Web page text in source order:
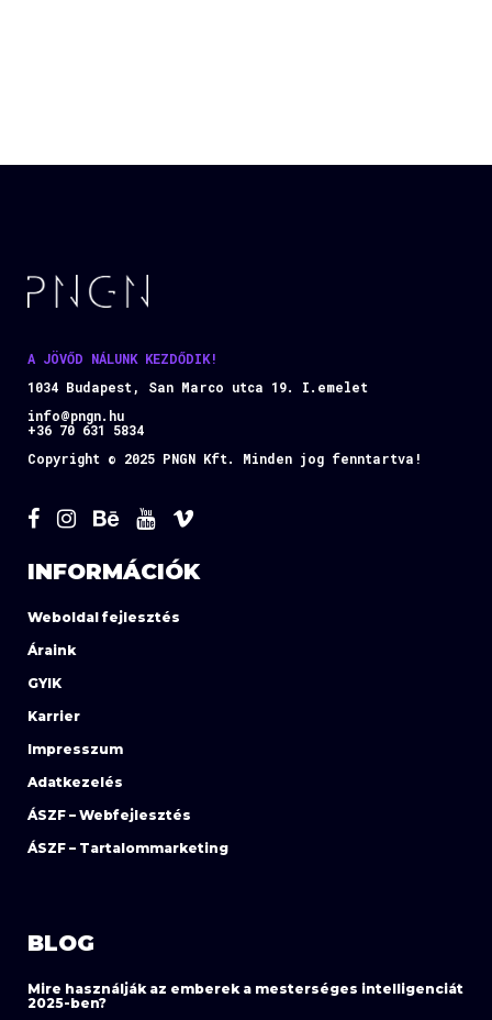
A JÖVŐD NÁLUNK KEZDŐDIK!
1034 Budapest, San Marco utca 19. I.emelet
info@pngn.hu
+36 70 631 5834
Copyright © 2025 PNGN Kft. Minden jog fenntartva!
INFORMÁCIÓK
Weboldal fejlesztés
Áraink
GYIK
Karrier
Impresszum
Adatkezelés
ÁSZF – Webfejlesztés
ÁSZF – Tartalommarketing
BLOG
Mire használják az emberek a mesterséges intelligenciát
2025-ben?